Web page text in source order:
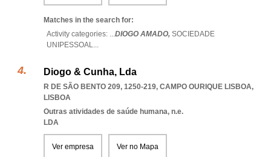
Matches in the search for:
Activity categories: ...DIOGO AMADO, SOCIEDADE
UNIPESSOAL...
Diogo & Cunha, Lda
R DE SÃO BENTO 209, 1250-219, CAMPO OURIQUE LISBOA,
LISBOA
Outras atividades de saúde humana, n.e.
LDA
Ver empresa Ver no Mapa